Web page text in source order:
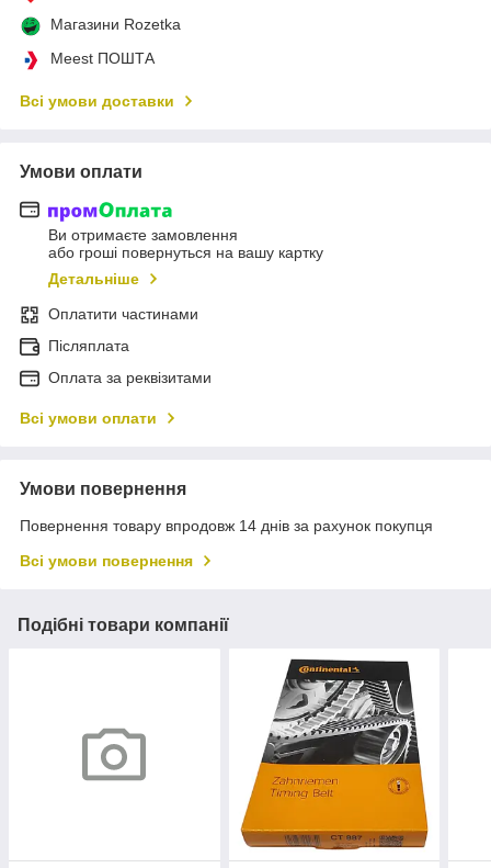
Магазини Rozetka
Meest ПОШТА
Всі умови доставки
Умови оплати
Ви отримаєте замовлення
або гроші повернуться на вашу картку
Детальніше
Оплатити частинами
Післяплата
Оплата за реквізитами
Всі умови оплати
Умови повернення
Повернення товару впродовж 14 днів за рахунок покупця
Всі умови повернення
Подібні товари компанії